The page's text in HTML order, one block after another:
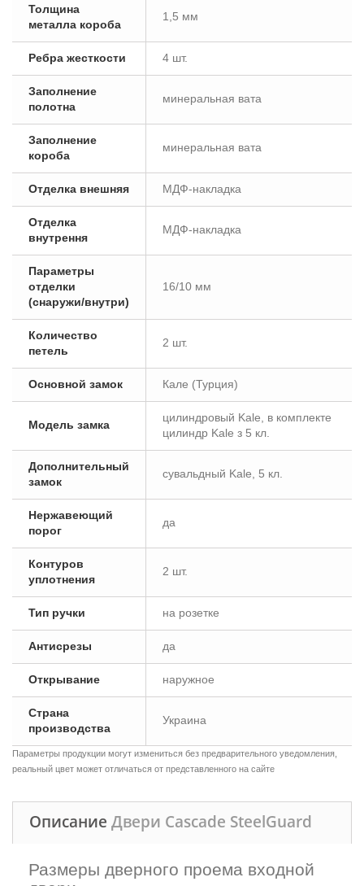
Толщина
металла короба
1,5 мм
Ребра жесткости 4 шт.
Заполнение
полотна
минеральная вата
Заполнение
короба
минеральная вата
Отделка внешняя МДФ-накладка
Отделка
внутрення
МДФ-накладка
Параметры
отделки
(снаружи/внутри)
16/10 мм
Количество
петель
2 шт.
Основной замок Кале (Турция)
Модель замка
цилиндровый Kale, в комплекте
цилиндр Kale з 5 кл.
Дополнительный
замок
сувальдный Kale, 5 кл.
Нержавеющий
порог
да
Контуров
уплотнения
2 шт.
Тип ручки на розетке
Антисрезы да
Открывание наружное
Страна
производства
Украина
Параметры продукции могут измениться без предварительного уведомления,
реальный цвет может отличаться от представленного на сайте
Описание Двери Cascade SteelGuard
Размеры дверного проема входной